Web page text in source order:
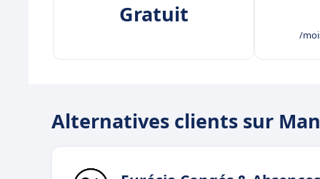
Gratuit
/
Alternatives clients sur